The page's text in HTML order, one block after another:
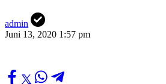
admin
Juni 13, 2020 1:57 pm